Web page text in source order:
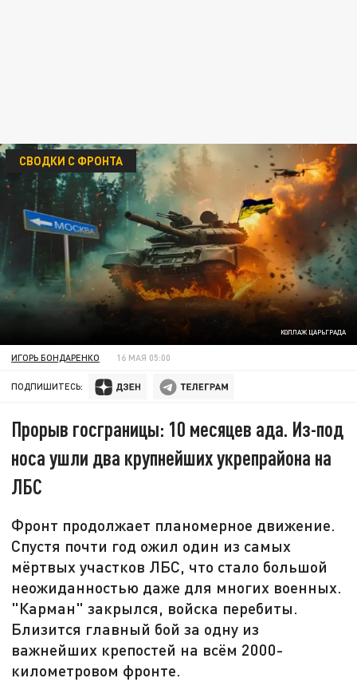
КОЛЛАЖ ЦАРЬГРАДА
СВОДКИ С ФРОНТА
ИГОРЬ БОНДАРЕНКО 16 МАЯ 05:00
ПОДПИШИТЕСЬ:
Прорыв госграницы: 10 месяцев ада. Из-под
носа ушли два крупнейших укрепрайона на
ЛБС
Фронт продолжает планомерное движение.
Спустя почти год ожил один из самых
мёртвых участков ЛБС, что стало большой
неожиданностью даже для многих военных.
"Карман" закрылся, войска перебиты.
Близится главный бой за одну из
важнейших крепостей на всём 2000-
километровом фронте.